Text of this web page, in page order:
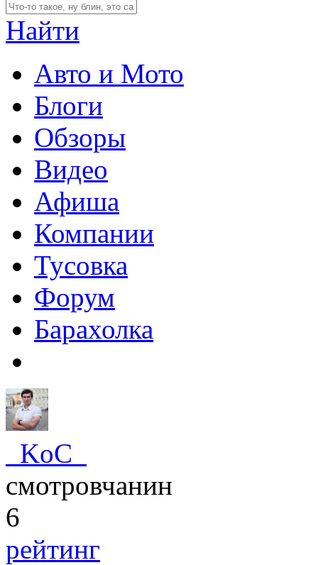
Найти
Авто и Мото
Блоги
Обзоры
Видео
Афиша
Компании
Тусовка
Форум
Барахолка
_KoC_
смотровчанин
6
рейтинг